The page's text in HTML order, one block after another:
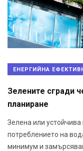
ЕНЕРГИЙНА
Зелените сгради
планиране
Зелена или
потреблението на
минимум и